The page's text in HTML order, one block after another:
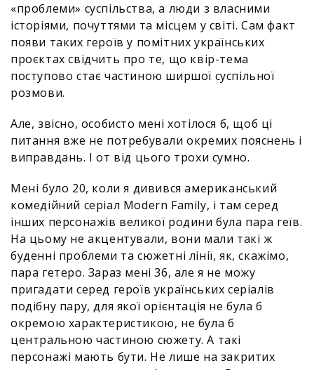
«проблеми» суспільства, а люди з власними
історіями, почуттями та місцем у світі. Сам факт
появи таких героїв у помітних українських
проєктах свідчить про те, що квір-тема
поступово стає частиною ширшої суспільної
розмови.
Але, звісно, особисто мені хотілося б, щоб ці
питання вже не потребували окремих пояснень і
виправдань. І от від цього трохи сумно.
Мені було 20, коли я дивився американський
комедійний серіал Modern Family, і там серед
інших персонажів великої родини була пара геїв.
На цьому не акцентували, вони мали такі ж
буденні проблеми та сюжетні лінії, як, скажімо,
пара гетеро. Зараз мені 36, але я не можу
пригадати серед героїв українських серіалів
подібну пару, для якої орієнтація не була б
окремою характеристикою, не була б
центральною частиною сюжету. А такі
персонажі мають бути. Не лише на закритих